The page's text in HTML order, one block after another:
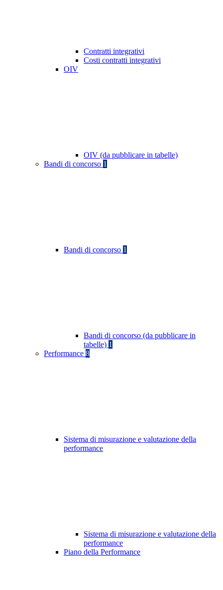
Contratti integrativi
Costi contratti integrativi
OIV
OIV (da pubblicare in tabelle)
Bandi di concorso 1
Bandi di concorso 1
Bandi di concorso (da pubblicare in
tabelle) 1
Performance 8
Sistema di misurazione e valutazione della
performance
Sistema di misurazione e valutazione della
performance
Piano della Performance